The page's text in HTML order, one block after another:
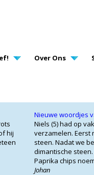
Over Ons
hij
Nieuwe woordjes
Niels (5) had op
verzamelen. Eerst
steen. Nadat we
dimantische
Paprika chips
Johan